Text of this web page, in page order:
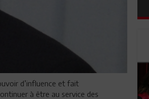
d’influence et fait
à être au service des